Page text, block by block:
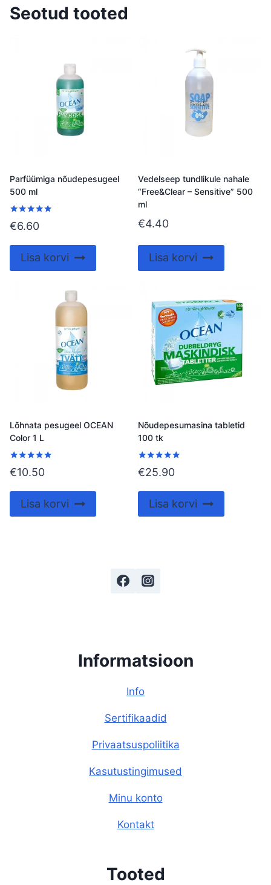
Seotud tooted
Parfüümiga nõudepesugeel
500 ml
Hinnanguga
5.00
€6.60
Lisa korvi
Vedelseep tundlikule nahale
“Free&Clear – Sensitive” 500
ml
€4.40
Lisa korvi
Lõhnata pesugeel OCEAN
Color 1 L
Hinnanguga
5.00
€10.50
Lisa korvi
Nõudepesumasina tabletid
100 tk
Hinnanguga
5.00
€25.90
Lisa korvi
Informatsioon
Info
Sertifikaadid
Privaatsuspoliitika
Kasutustingimused
Minu konto
Kontakt
Tooted